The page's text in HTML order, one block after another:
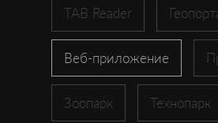
TAB Reader
Веб-приложение
Зоопарк Технопарк